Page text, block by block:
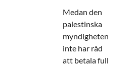
Medan den
palestinska
myndigheten
inte har råd
att betala full